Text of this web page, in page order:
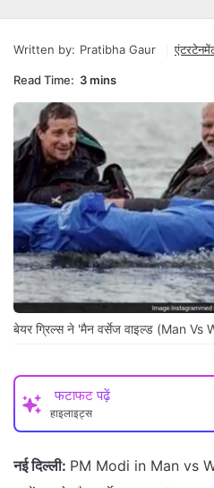
Written by: Pratibha Gaur
Read Time: 3 mins
बेयर ग्रिल्स ने 'मैन वर्सेज वाइल्ड (Man Vs
फटाफट पढ़ें
हाइलाइट्स
नई दिल्ली: PM Modi in Man vs